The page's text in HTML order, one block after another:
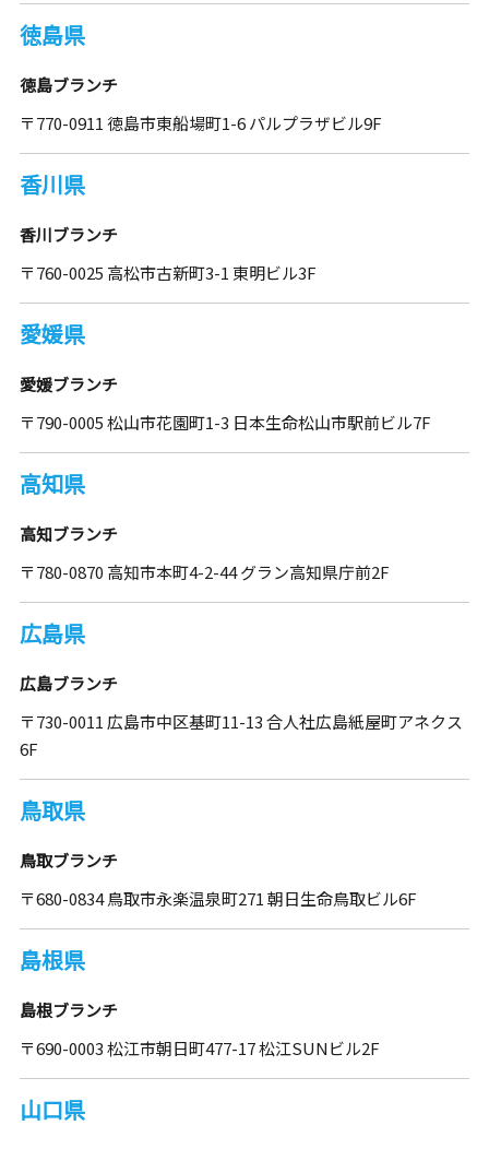
徳島県
徳島ブランチ
〒770-0911 徳島市東船場町1-6 パルプラザビル9F
香川県
香川ブランチ
〒760-0025 高松市古新町3-1 東明ビル3F
愛媛県
愛媛ブランチ
〒790-0005 松山市花園町1-3 日本生命松山市駅前ビル7F
高知県
高知ブランチ
〒780-0870 高知市本町4-2-44 グラン高知県庁前2F
広島県
広島ブランチ
〒730-0011 広島市中区基町11-13 合人社広島紙屋町アネクス
6F
鳥取県
鳥取ブランチ
〒680-0834 鳥取市永楽温泉町271 朝日生命鳥取ビル6F
島根県
島根ブランチ
〒690-0003 松江市朝日町477-17 松江SUNビル2F
山口県